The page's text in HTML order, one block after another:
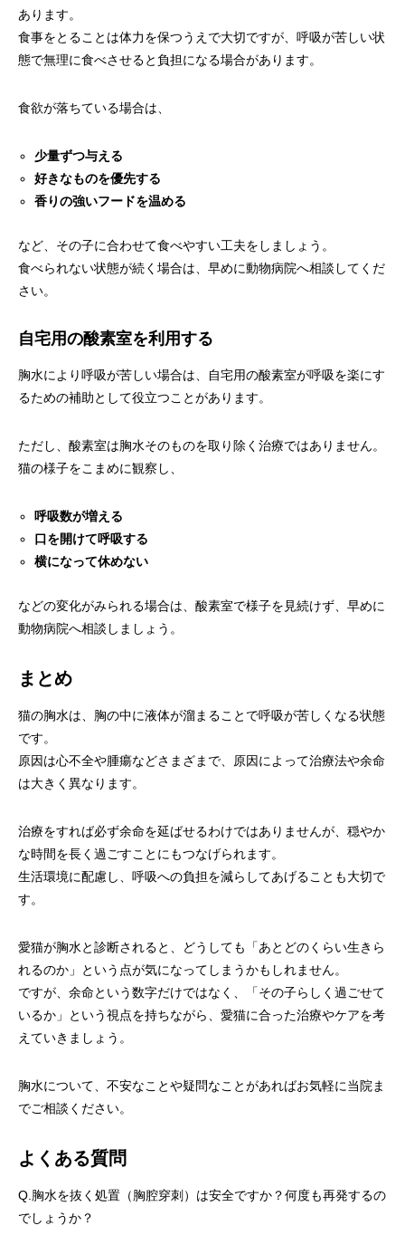
あります。
食事をとることは体力を保つうえで大切ですが、呼吸が苦しい状
態で無理に食べさせると負担になる場合があります。
食欲が落ちている場合は、
少量ずつ与える
好きなものを優先する
香りの強いフードを温める
など、その子に合わせて食べやすい工夫をしましょう。
食べられない状態が続く場合は、早めに動物病院へ相談してくだ
さい。
自宅用の酸素室を利用する
胸水により呼吸が苦しい場合は、自宅用の酸素室が呼吸を楽にす
るための補助として役立つことがあります。
ただし、酸素室は胸水そのものを取り除く治療ではありません。
猫の様子をこまめに観察し、
呼吸数が増える
口を開けて呼吸する
横になって休めない
などの変化がみられる場合は、酸素室で様子を見続けず、早めに
動物病院へ相談しましょう。
まとめ
猫の胸水は、胸の中に液体が溜まることで呼吸が苦しくなる状態
です。
原因は心不全や腫瘍などさまざまで、原因によって治療法や余命
は大きく異なります。
治療をすれば必ず余命を延ばせるわけではありませんが、穏やか
な時間を長く過ごすことにもつなげられます。
生活環境に配慮し、呼吸への負担を減らしてあげることも大切で
す。
愛猫が胸水と診断されると、どうしても「あとどのくらい生きら
れるのか」という点が気になってしまうかもしれません。
ですが、余命という数字だけではなく、「その子らしく過ごせて
いるか」という視点を持ちながら、愛猫に合った治療やケアを考
えていきましょう。
胸水について、不安なことや疑問なことがあればお気軽に当院ま
でご相談ください。
よくある質問
Q.胸水を抜く処置（胸腔穿刺）は安全ですか？何度も再発するの
でしょうか？